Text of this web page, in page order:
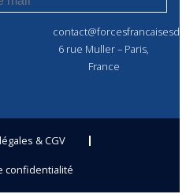
6 rue Muller – Paris,
France
& CGV
confidentialité